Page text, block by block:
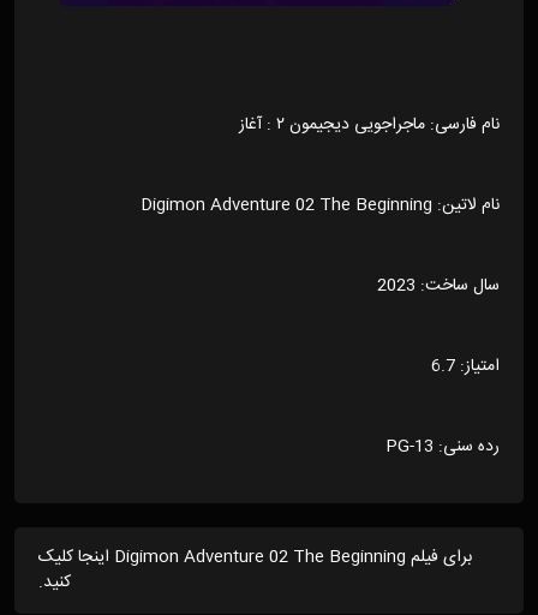
نام فارسی: ماجراجویی دیجیمون ۲ : آغاز
نام لاتین: Digimon Adventure 02 The Beginning
سال ساخت: 2023
امتیاز: 6.7
رده سنی: PG-13
برای فیلم Digimon Adventure 02 The Beginning اینجا کلیک
کنید.